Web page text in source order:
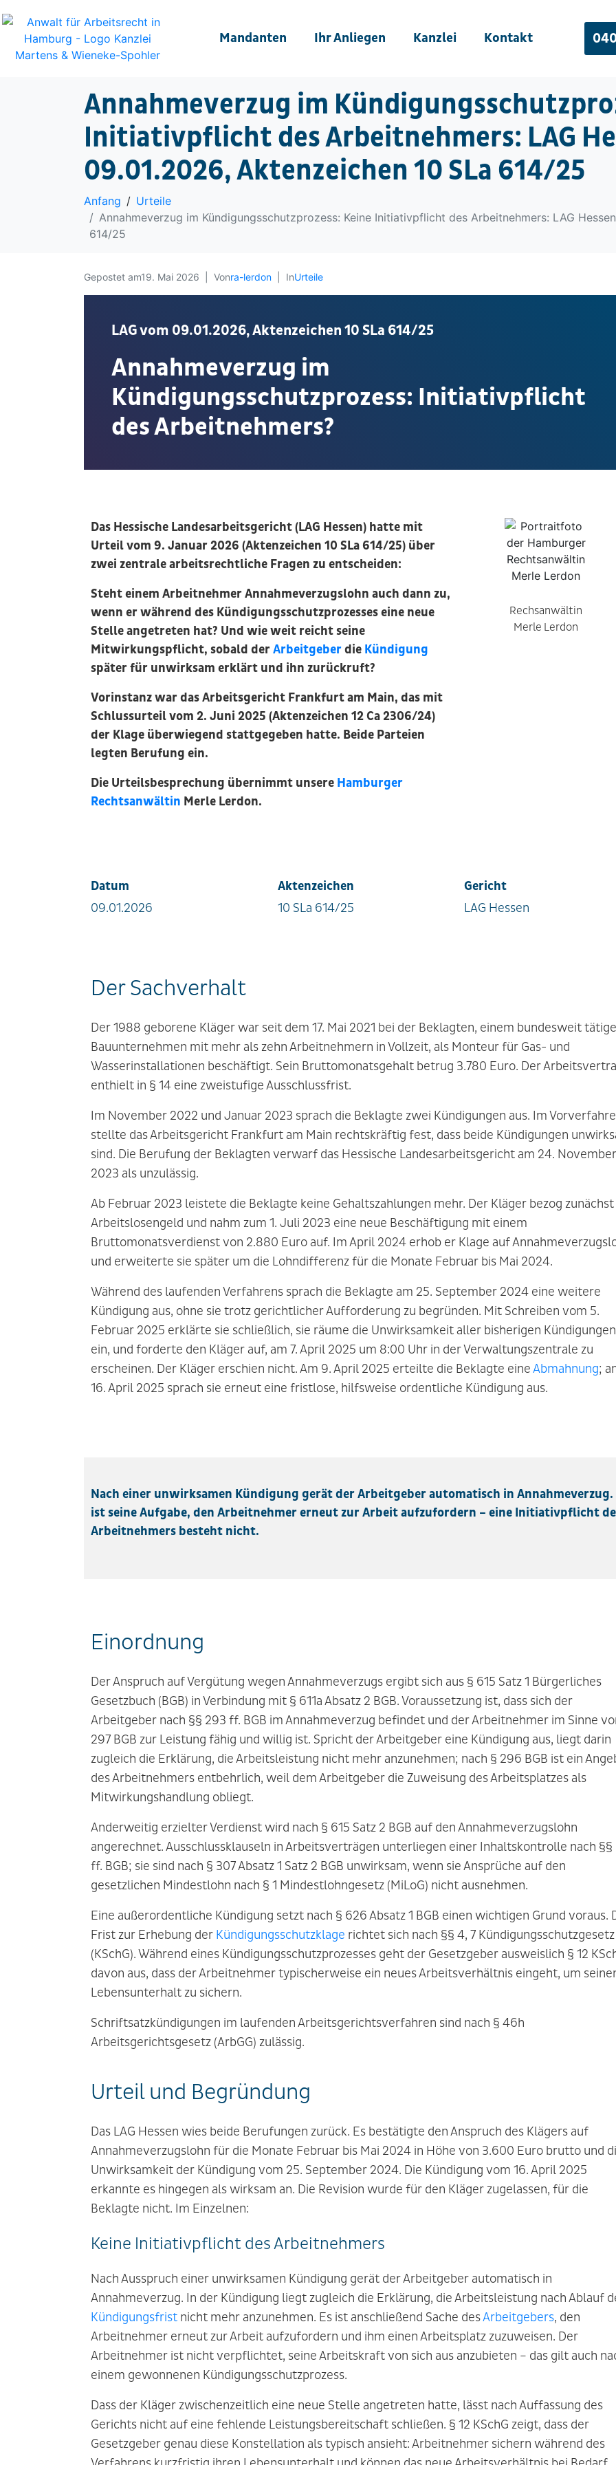
Mandanten Ihr Anliegen Kanzlei Kontakt
Annahmeverzug im
Initiativpflicht des Arbeitnehmers: LAG
09.01.2026, Aktenzeichen 10 SLa 614/25
Anfang
Urteile
Annahmeverzug im Kündigungsschutzprozess: Keine Initiativpflicht des Arbeitnehmers: LAG
614/25
Gepostet am19. Mai 2026 Vonra-lerdon InUrteile
LAG vom 09.01.2026, Aktenzeichen 10 SLa 614/25
Annahmeverzug im
Kündigungsschutzprozess: Initiativpflicht
des Arbeitnehmers?
Das Hessische Landesarbeitsgericht (LAG Hessen) hatte mit
Urteil vom 9. Januar 2026 (Aktenzeichen 10 SLa 614/25) über
zwei zentrale arbeitsrechtliche Fragen zu entscheiden:
Steht einem Arbeitnehmer Annahmeverzugslohn auch dann zu,
wenn er während des Kündigungsschutzprozesses eine neue
Stelle angetreten hat? Und wie weit reicht seine
Mitwirkungspflicht, sobald derArbeitgeberdie Kündigung
später für unwirksam erklärt und ihn zurückruft?
Vorinstanz war das Arbeitsgericht Frankfurt am Main, das mit
Schlussurteil vom 2. Juni 2025 (Aktenzeichen 12 Ca 2306/24)
der Klage überwiegend stattgegeben hatte. Beide Parteien
legten Berufung ein.
Die Urteilsbesprechung übernimmt unsere Hamburger
Rechtsanwältin Merle Lerdon.
Rechsanwältin
Merle Lerdon
Datum
09.01.2026
Aktenzeichen
10 SLa 614/25
Gericht
LAG Hessen
Der Sachverhalt
Der 1988 geborene Kläger war seit dem 17. Mai 2021 bei der Beklagten, einem bundesweit
Bauunternehmen mit mehr als zehn Arbeitnehmern in Vollzeit, als Monteur für Gas- und
Wasserinstallationen beschäftigt. Sein Bruttomonatsgehalt betrug 3.780 Euro. Der
enthielt in § 14 eine zweistufige Ausschlussfrist.
Im November 2022 und Januar 2023 sprach die Beklagte zwei Kündigungen aus. Im
stellte das Arbeitsgericht Frankfurt am Main rechtskräftig fest, dass beide Kündigungen
sind. Die Berufung der Beklagten verwarf das Hessische Landesarbeitsgericht am 24. November
2023 als unzulässig.
Ab Februar 2023 leistete die Beklagte keine Gehaltszahlungen mehr. Der Kläger bezog zunächst
Arbeitslosengeld und nahm zum 1. Juli 2023 eine neue Beschäftigung mit einem
Bruttomonatsverdienst von 2.880 Euro auf. Im April 2024 erhob er Klage auf
und erweiterte sie später um die Lohndifferenz für die Monate Februar bis Mai 2024.
Während des laufenden Verfahrens sprach die Beklagte am 25. September 2024 eine weitere
Kündigung aus, ohne sie trotz gerichtlicher Aufforderung zu begründen. Mit Schreiben vom 5.
Februar 2025 erklärte sie schließlich, sie räume die Unwirksamkeit aller bisherigen Kündigungen
ein, und forderte den Kläger auf, am 7. April 2025 um 8:00 Uhr in der Verwaltungszentrale zu
erscheinen. Der Kläger erschien nicht. Am 9. April 2025 erteilte die Beklagte eineAbmahnung;
16. April 2025 sprach sie erneut eine fristlose, hilfsweise ordentliche Kündigung aus.
Nach einer unwirksamen Kündigung gerät der Arbeitgeber automatisch in Annahmeverzug.
ist seine Aufgabe, den Arbeitnehmer erneut zur Arbeit aufzufordern – eine Initiativpflicht
Arbeitnehmers besteht nicht.
Einordnung
Der Anspruch auf Vergütung wegen Annahmeverzugs ergibt sich aus § 615 Satz 1 Bürgerliches
Gesetzbuch (BGB) in Verbindung mit § 611a Absatz 2 BGB. Voraussetzung ist, dass sich der
Arbeitgeber nach §§ 293 ff. BGB im Annahmeverzug befindet und der Arbeitnehmer im Sinne
297 BGB zur Leistung fähig und willig ist. Spricht der Arbeitgeber eine Kündigung aus, liegt darin
zugleich die Erklärung, die Arbeitsleistung nicht mehr anzunehmen; nach § 296 BGB ist ein
des Arbeitnehmers entbehrlich, weil dem Arbeitgeber die Zuweisung des Arbeitsplatzes als
Mitwirkungshandlung obliegt.
Anderweitig erzielter Verdienst wird nach § 615 Satz 2 BGB auf den Annahmeverzugslohn
angerechnet. Ausschlussklauseln in Arbeitsverträgen unterliegen einer Inhaltskontrolle nach §§
ff. BGB; sie sind nach § 307 Absatz 1 Satz 2 BGB unwirksam, wenn sie Ansprüche auf den
gesetzlichen Mindestlohn nach § 1 Mindestlohngesetz (MiLoG) nicht ausnehmen.
Eine außerordentliche Kündigung setzt nach § 626 Absatz 1 BGB einen wichtigen Grund voraus.
Frist zur Erhebung der Kündigungsschutzklage richtet sich nach §§ 4, 7 Kündigungsschutzgesetz
(KSchG). Während eines Kündigungsschutzprozesses geht der Gesetzgeber ausweislich § 12
davon aus, dass der Arbeitnehmer typischerweise ein neues Arbeitsverhältnis eingeht, um
Lebensunterhalt zu sichern.
Schriftsatzkündigungen im laufenden Arbeitsgerichtsverfahren sind nach § 46h
Arbeitsgerichtsgesetz (ArbGG) zulässig.
Urteil und Begründung
Das LAG Hessen wies beide Berufungen zurück. Es bestätigte den Anspruch des Klägers auf
Annahmeverzugslohn für die Monate Februar bis Mai 2024 in Höhe von 3.600 Euro brutto und
Unwirksamkeit der Kündigung vom 25. September 2024. Die Kündigung vom 16. April 2025
erkannte es hingegen als wirksam an. Die Revision wurde für den Kläger zugelassen, für die
Beklagte nicht. Im Einzelnen:
Keine Initiativpflicht des Arbeitnehmers
Nach Ausspruch einer unwirksamen Kündigung gerät der Arbeitgeber automatisch in
Annahmeverzug. In der Kündigung liegt zugleich die Erklärung, die Arbeitsleistung nach Ablauf
Kündigungsfrist nicht mehr anzunehmen. Es ist anschließend Sache desArbeitgebers, den
Arbeitnehmer erneut zur Arbeit aufzufordern und ihm einen Arbeitsplatz zuzuweisen. Der
Arbeitnehmer ist nicht verpflichtet, seine Arbeitskraft von sich aus anzubieten – das gilt auch
einem gewonnenen Kündigungsschutzprozess.
Dass der Kläger zwischenzeitlich eine neue Stelle angetreten hatte, lässt nach Auffassung des
Gerichts nicht auf eine fehlende Leistungsbereitschaft schließen. § 12 KSchG zeigt, dass der
Gesetzgeber genau diese Konstellation als typisch ansieht: Arbeitnehmer sichern während des